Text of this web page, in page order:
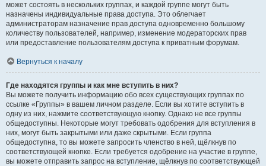
может состоять в нескольких группах, и каждой группе могут быть
назначены индивидуальные права доступа. Это облегчает
администраторам назначение прав доступа одновременно большому
количеству пользователей, например, изменение модераторских прав
или предоставление пользователям доступа к приватным форумам.
Вернуться к началу
Где находятся группы и как мне вступить в них?
Вы можете получить информацию обо всех существующих группах по
ссылке «Группы» в вашем личном разделе. Если вы хотите вступить в
одну из них, нажмите соответствующую кнопку. Однако не все группы
общедоступны. Некоторые могут требовать одобрения для вступления в
них, могут быть закрытыми или даже скрытыми. Если группа
общедоступна, то вы можете запросить членство в ней, щёлкнув по
соответствующей кнопке. Если требуется одобрение на участие в группе,
вы можете отправить запрос на вступление, щёлкнув по соответствующей